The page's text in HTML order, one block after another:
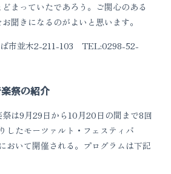
まっていたであろう。ご関心のある
聞きになるのがよいと思います。
市並木2-211-103 TEL:0298-52-
祭の紹介
は9月29日から10月20日の間まで8回
したモーツァルト・フェスティバ
おいて開催される。プログラムは下記